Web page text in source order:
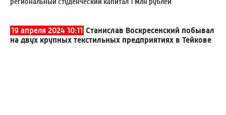
19 апреля 2024 10:11 Станислав Воскресенский побывал
на двух крупных текстильных предприятиях в Тейкове